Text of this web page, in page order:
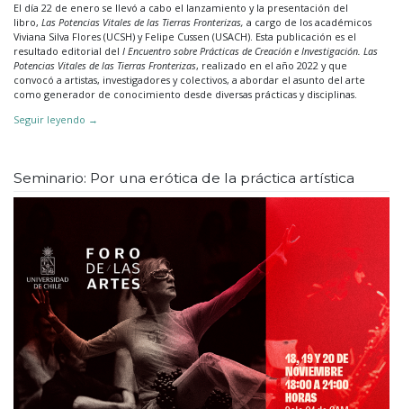
El día 22 de enero se llevó a cabo el lanzamiento y la presentación del
libro, Las Potencias Vitales de las Tierras Fronterizas, a cargo de los académicos
Viviana Silva Flores (UCSH) y Felipe Cussen (USACH). Esta publicación es el
resultado editorial del I Encuentro sobre Prácticas de Creación e Investigación. Las
Potencias Vitales de las Tierras Fronterizas, realizado en el año 2022 y que
convocó a artistas, investigadores y colectivos, a abordar el asunto del arte
como generador de conocimiento desde diversas prácticas y disciplinas.
Seguir leyendo →
Seminario: Por una erótica de la práctica artística